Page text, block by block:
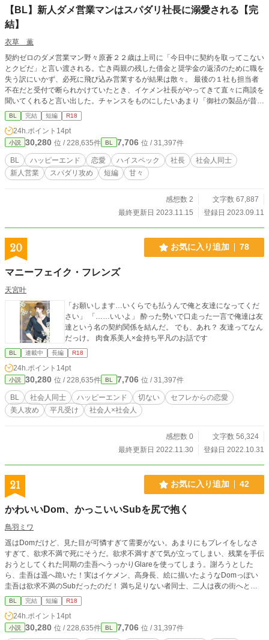
【BL】新人ダメ営業マンはスパダリ社長に溺愛される【完
結】
衣草 薫
契約ゼロのダメ営業マン野々原蒼２２歳は上司に「今日中に契約を取ってこない
とクビだ」と言い渡される。亡き両親の残した借金と奨学金の返済のために職を
失う訳にいかず、必死に飛び込み営業するが結果は散々。 最後の１社も担当者
不在だと受付で断られかけていたとき、イケメン社長がやってきて直々に商談を
聞いてくれると言い出した。チャンスをものにしたいあまり「御社の製品が昔か
ら大好きで」と出まかせを言ったことをきっかけに、契約と引き換えにうちの新
商品のテスターをしてほしいとお願いされ……。お安い御用と引き受けたら、そ
の会社はゲイ向けアダルトグッズの会社で……。スパダリ社長×苦労人営業マン
BL 完結 短編 R18
24h.ポイント 14pt
小説 30,280 位 / 228,635件 BL 7,706 位 / 31,397件
BL ハッピーエンド 恋愛 ハイスペック 社長
社会人同士
新人営業
スパダリ攻め 短編 甘々
感想数 2
文字数 67,887
最終更新日 2023.11.15
登録日 2023.09.11
20 お気に入り追加 78
マニーフェイク・フレンズ
天宮叶
「お願いします…いくらでも払うんで俺と友達になってくだ
さい」 「……いいよ」 酔った勢いで口走った一言で俺達は友
達という名の契約関係を結んだ。 でも、あれ？ 友達ってなん
だっけ。 肉食系美人×金持ち平凡のお話です
BL 連載中 長編 R18
24h.ポイント 14pt
小説 30,280 位 / 228,635件 BL 7,706 位 / 31,397件
BL 社会人同士 ハッピーエンド 切ない
セフレからの恋愛
美人攻め
平凡受け 社会人×社会人
感想数 0
文字数 56,324
最終更新日 2022.11.30
登録日 2022.10.31
21 お気に入り追加 42
かわいいDom、かっこいいSubを尻で抱く
鳥羽ミワ
遥はDomだけど、見た目が可憐すぎて需要がない。あまりにもプレイをしなさ
すぎて、欲求不満で死にそうだ。欲求不満すぎて気が立ってしまい、残業を手伝
おうとしてくれた同期の圭吾へうっかりGlareを使ってしまう。謝ろうとした
ら、圭吾は遥へ跪いた！実はイケメン、高身長、絵に描いたようなDomっぽい
圭吾は欲求不満のSubだったのだ！ 満ち足りない者同士、二人は夜の街へと繰
り出す。今、同期のアツアツ欲求解消セックスが始まる――！ ※pixiv、ムーン
ライトノベルズ、アルファポリスへ掲載しています
BL 完結 短編 R18
24h.ポイント 14pt
小説 30,280 位 / 228,635件 BL 7,706 位 / 31,397件